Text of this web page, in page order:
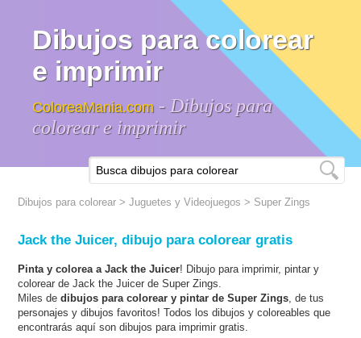
Dibujos para colorear
e imprimir
ColoreaMania.com - Dibujos para
colorear e imprimir
Dibujos para colorear >Juguetes y Videojuegos > Super Zings
Jack the Juicer, dibujo para colorear gratis
Pinta y colorea a Jack the Juicer! Dibujo para imprimir, pintar y
colorear de Jack the Juicer de Super Zings.
Miles dedibujos para colorear y pintar de Super Zings, de tus
personajes y dibujos favoritos! Todos los dibujos y coloreables que
encontrarás aquí son dibujos para imprimir gratis.